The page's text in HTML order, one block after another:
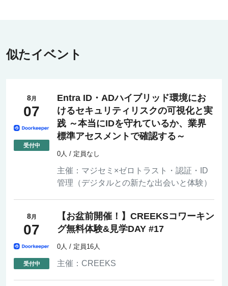
似たイベント
8月
07
Entra ID・ADハイブリッド環境にお
けるセキュリティリスクの可視化と実
践 ～本当にIDを守れているか、業界
標準アセスメントで確認する～
主催： マジセミ×ゼロトラスト・認証・ID
管理（デジタルとの新たな出会いと体験）
0人 / 定員なし
8月
07
【お盆前開催！】CREEKSコワーキン
グ無料体験&見学DAY #17
主催： CREEKS
0人 / 定員16人